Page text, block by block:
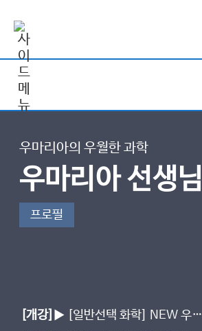
우마리아의 우월한 과학
우마리아 선생님
프로필
[개강] ▶ [일반선택 화학] NEW 우아